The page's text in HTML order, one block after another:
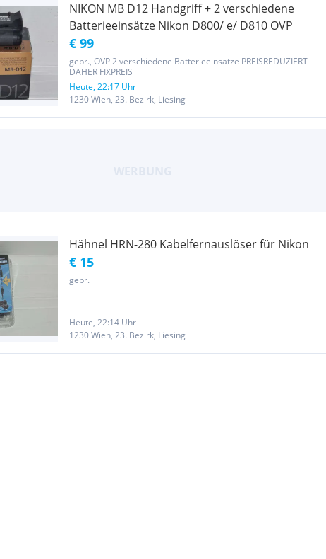
NIKON MB D12 Handgriff + 2 verschiedene
Batterieeinsätze Nikon D800/ e/ D810 OVP
€ 99
gebr., OVP 2 verschiedene Batterieeinsätze PREISREDUZIERT
DAHER FIXPREIS
Heute, 22:17 Uhr
1230 Wien, 23. Bezirk, Liesing
Hähnel HRN-280 Kabelfernauslöser für Nikon
€ 15
gebr.
Heute, 22:14 Uhr
1230 Wien, 23. Bezirk, Liesing